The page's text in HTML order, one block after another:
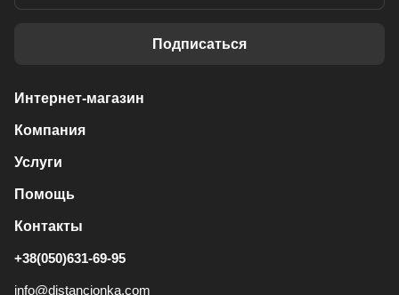
Подписаться
Интернет-магазин
Компания
Услуги
Помощь
Контакты
+38(050)631-69-95
info@distancionka.com